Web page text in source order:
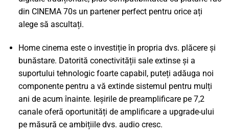
din CINEMA 70s un partener perfect pentru orice ați
alege să ascultați.
Home cinema este o investiție în propria dvs. plăcere și
bunăstare. Datorită conectivității sale extinse și a
suportului tehnologic foarte capabil, puteți adăuga noi
componente pentru a vă extinde sistemul pentru mulți
ani de acum înainte. Ieșirile de preamplificare pe 7,2
canale oferă oportunități de amplificare a upgrade-ului
pe măsură ce ambițiile dvs. audio cresc.